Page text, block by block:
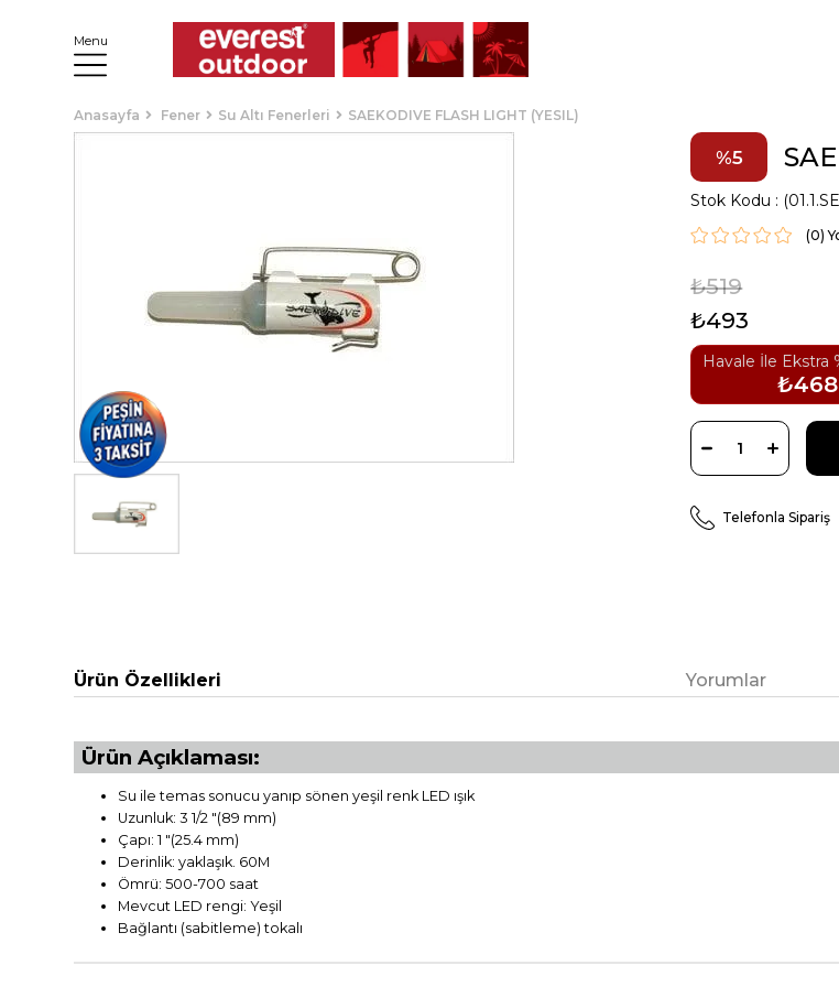
Menu
Anasayfa Fener Su Altı Fenerleri SAEKODIVE FLASH LIGHT (YESIL)
5
Stok Kodu
(0)
₺519
₺493
Havale İle Ekstra
₺468
Telefonla Sipariş
Ürün Özellikleri Yorumlar
Ürün Açıklaması:
Su ile temas sonucu yanıp sönen yeşil renk LED ışık
Uzunluk: 3 1/2 "(89 mm)
Çapı: 1 "(25.4 mm)
Derinlik: yaklaşık. 60M
Ömrü: 500-700 saat
Mevcut LED rengi: Yeşil
Bağlantı (sabitleme) tokalı